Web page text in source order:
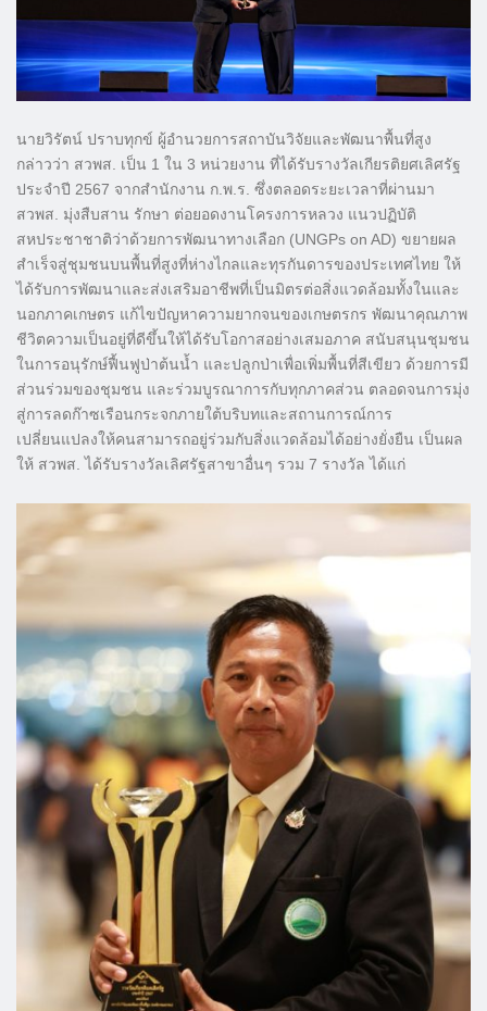
นายวิรัตน์ ปราบทุกข์ ผู้อำนวยการสถาบันวิจัยและพัฒนาพื้นที่สูง
กล่าวว่า สวพส. เป็น 1 ใน 3 หน่วยงาน ที่ได้รับรางวัลเกียรติยศเลิศรัฐ
ประจำปี 2567 จากสำนักงาน ก.พ.ร. ซึ่งตลอดระยะเวลาที่ผ่านมา
สวพส. มุ่งสืบสาน รักษา ต่อยอดงานโครงการหลวง แนวปฏิบัติ
สหประชาชาติว่าด้วยการพัฒนาทางเลือก (UNGPs on AD) ขยายผล
สำเร็จสู่ชุมชนบนพื้นที่สูงที่ห่างไกลและทุรกันดารของประเทศไทย ให้
ได้รับการพัฒนาและส่งเสริมอาชีพที่เป็นมิตรต่อสิ่งแวดล้อมทั้งในและ
นอกภาคเกษตร แก้ไขปัญหาความยากจนของเกษตรกร พัฒนาคุณภาพ
ชีวิตความเป็นอยู่ที่ดีขึ้นให้ได้รับโอกาสอย่างเสมอภาค สนับสนุนชุมชน
ในการอนุรักษ์ฟื้นฟูป่าต้นน้ำ และปลูกป่าเพื่อเพิ่มพื้นที่สีเขียว ด้วยการมี
ส่วนร่วมของชุมชน และร่วมบูรณาการกับทุกภาคส่วน ตลอดจนการมุ่ง
สู่การลดก๊าซเรือนกระจกภายใต้บริบทและสถานการณ์การ
เปลี่ยนแปลงให้คนสามารถอยู่ร่วมกับสิ่งแวดล้อมได้อย่างยั่งยืน เป็นผล
ให้ สวพส. ได้รับรางวัลเลิศรัฐสาขาอื่นๆ รวม 7 รางวัล ได้แก่